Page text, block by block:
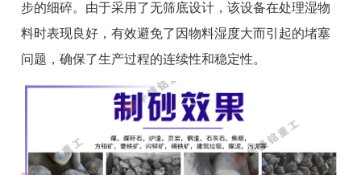
步的细碎。由于采用了无筛底设计，该设备在处理湿物
料时表现良好，有效避免了因物料湿度大而引起的堵塞
问题，确保了生产过程的连续性和稳定性。